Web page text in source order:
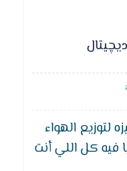
ديچيتال
لتوزيع الهواء
فيه كل اللي أنت